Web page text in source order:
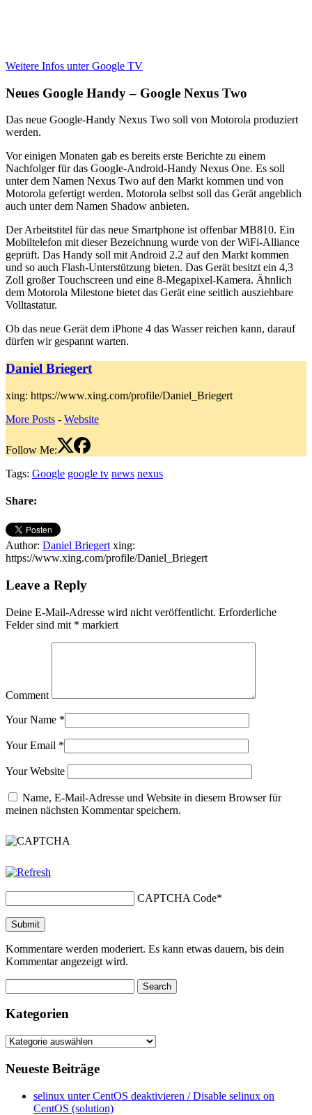
Weitere Infos unter Google TV
Neues Google Handy – Google Nexus Two
Das neue Google-Handy Nexus Two soll von Motorola produziert
werden.
Vor einigen Monaten gab es bereits erste Berichte zu einem
Nachfolger für das Google-Android-Handy Nexus One. Es soll
unter dem Namen Nexus Two auf den Markt kommen und von
Motorola gefertigt werden. Motorola selbst soll das Gerät angeblich
auch unter dem Namen Shadow anbieten.
Der Arbeitstitel für das neue Smartphone ist offenbar MB810. Ein
Mobiltelefon mit dieser Bezeichnung wurde von der WiFi-Alliance
geprüft. Das Handy soll mit Android 2.2 auf den Markt kommen
und so auch Flash-Unterstützung bieten. Das Gerät besitzt ein 4,3
Zoll großer Touchscreen und eine 8-Megapixel-Kamera. Ähnlich
dem Motorola Milestone bietet das Gerät eine seitlich ausziehbare
Volltastatur.
Ob das neue Gerät dem iPhone 4 das Wasser reichen kann, darauf
dürfen wir gespannt warten.
Daniel Briegert
xing: https://www.xing.com/profile/Daniel_Briegert
More Posts - Website
Follow Me:
Tags: Google google tv news nexus
Share:
Author: Daniel Briegert xing:
https://www.xing.com/profile/Daniel_Briegert
Leave a Reply
Deine E-Mail-Adresse wird nicht veröffentlicht. Erforderliche
Felder sind mit * markiert
Comment
Your Name *
Your Email *
Your Website
Name, E-Mail-Adresse und Website in diesem Browser für
meinen nächsten Kommentar speichern.
CAPTCHA Code*
Kommentare werden moderiert. Es kann etwas dauern, bis dein
Kommentar angezeigt wird.
Kategorien
Kategorien
Neueste Beiträge
selinux unter CentOS deaktivieren / Disable selinux on
CentOS (solution)